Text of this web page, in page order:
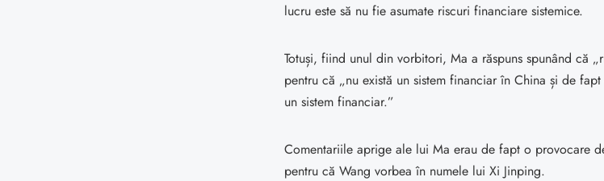
lucru este să nu fie asumate riscuri financiare sistemice.
Totuși, fiind unul din vorbitori, Ma a răspuns spunând că
pentru că „nu există un sistem financiar în China și de
un sistem financiar.”
Comentariile aprige ale lui Ma erau de fapt o provocare
pentru că Wang vorbea în numele lui Xi Jinping.